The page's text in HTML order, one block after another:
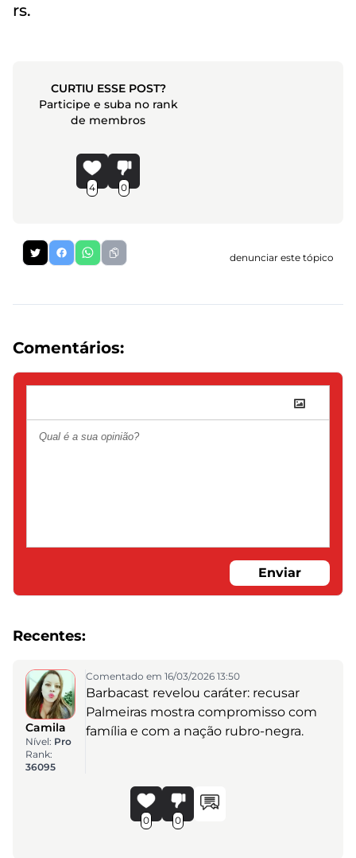
rs.
CURTIU ESSE POST?
Participe e suba no rank
de membros
4 0
denunciar este tópico
Comentários:
Enviar
Recentes:
Camila
Nível: Pro
Rank:
36095
Comentado em 16/03/2026 13:50
Barbacast revelou caráter: recusar
Palmeiras mostra compromisso com
família e com a nação rubro-negra.
0 0